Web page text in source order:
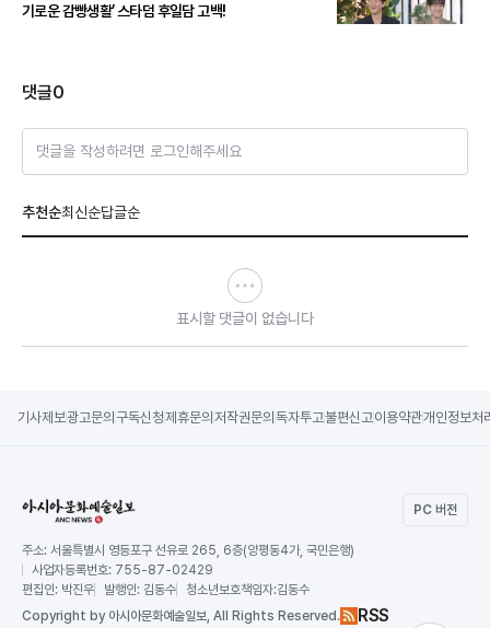
기로운 감빵생활’ 스타덤 후일담 고백!
댓글0
댓글을 작성하려면 로그인해주세요
추천순최신순답글순
표시할 댓글이 없습니다
기사제보광고문의 구독신청제휴문의 저작권문의 독자투고불편신고이용약관개인정보처
PC 버전
주소: 서울특별시 영등포구 선유로 265, 6층(양평동4가, 국민은행)
사업자등록번호: 755-87-02429
편집인: 박진우 발행인: 김동수 청소년보호책임자:김동수
Copyright by 아시아문화예술일보, All Rights Reserved. RSS